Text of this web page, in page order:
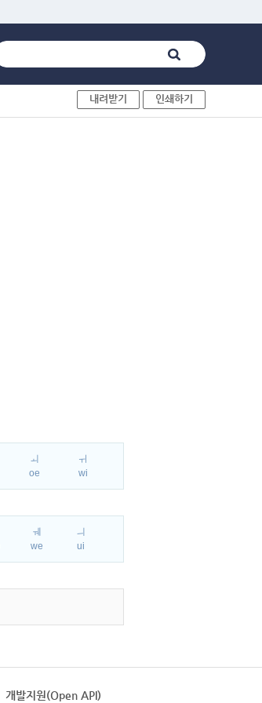
내려받기 인쇄하기
ㅚ
oe
ㅟ
wi
ㅞ
we
ㅢ
ui
개발지원(Open API)